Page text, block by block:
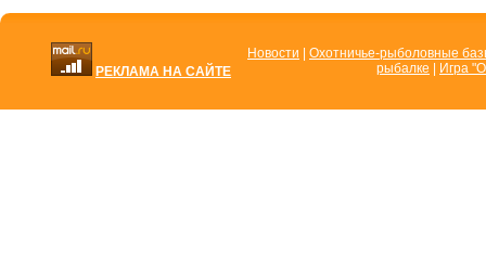
РЕКЛАМА НА САЙТЕ
Новости
Охотничье-рыболовные
рыбалке
Игра